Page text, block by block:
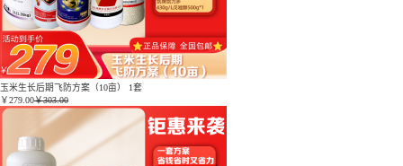
玉米生长后期飞防方案（10亩） 1套
￥279.00￥303.00